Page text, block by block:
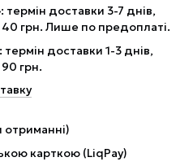
доставки 3-7 днів,
40 грн. Лише по предоплаті.
доставки 1-3 днів,
90 грн.
отриманні)
карткою (LiqPay)